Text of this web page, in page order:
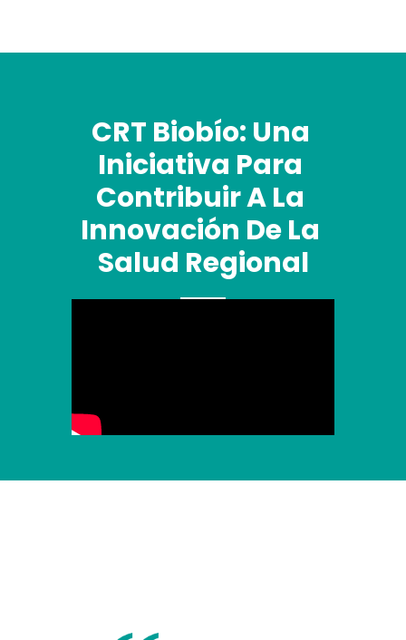
CRT Biobío: Una
Iniciativa Para
Contribuir A La
Innovación De La
Salud Regional